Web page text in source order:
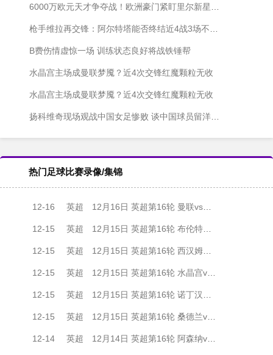
6000万欧元天才争夺战！欧洲豪门紧盯里尔新星布阿迪
枪手维拉再交锋：阿尔特塔能否终结近4战3场不胜尴尬？
B费伤情虚惊一场 训练状态良好将战铁锤帮
水晶宫主场成曼联梦魇？近4次交锋红魔颗粒无收
水晶宫主场成曼联梦魇？近4次交锋红魔颗粒无收
扬科维奇现场观战中国女足惨败 谈中国球员留洋潜力：适应次级联赛
热门足球比赛录像/集锦
12-16 英超 12月16日 英超第16轮 曼联vs伯恩茅斯 全场录像
12-15 英超 12月15日 英超第16轮 布伦特福德vs利兹联 全场录像
12-15 英超 12月15日 英超第16轮 西汉姆联vs阿斯顿维拉 全场录像
12-15 英超 12月15日 英超第16轮 水晶宫vs曼城 全场录像
12-15 英超 12月15日 英超第16轮 诺丁汉森林vs热刺 全场录像
12-15 英超 12月15日 英超第16轮 桑德兰vs纽卡斯尔联 全场录像
12-14 英超 12月14日 英超第16轮 阿森纳vs狼队 全场录像